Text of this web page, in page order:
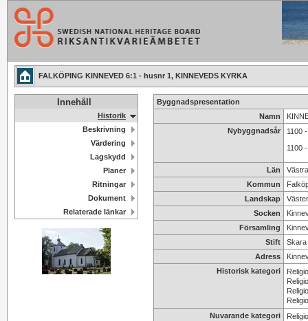
FALKÖPING KINNEVED 6:1 - husnr 1, KINNEVEDS KYRKA
Innehåll
Historik
Beskrivning
Värdering
Lagskydd
Planer
Ritningar
Dokument
Relaterade länkar
Byggnadspresentation
Namn
Nybyggnadsår
1100
1100
Län
Kommun
Landskap
Socken
Församling
Stift
Skara
Adress
Historisk kategori
Nuvarande kategori